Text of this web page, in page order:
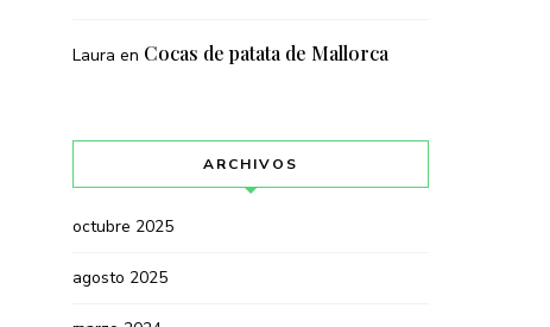
Laura en Cocas de patata de Mallorca
ARCHIVOS
octubre 2025
agosto 2025